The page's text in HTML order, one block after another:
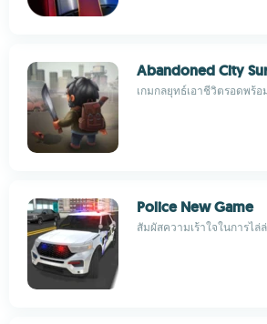
Abandoned City
เกมกลยุทธ์เอาชีวิตรอดพร้
Police New Game
สัมผัสความเร้าใจในการไล่